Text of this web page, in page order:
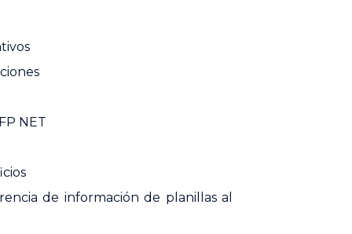
NET
de información de planillas al